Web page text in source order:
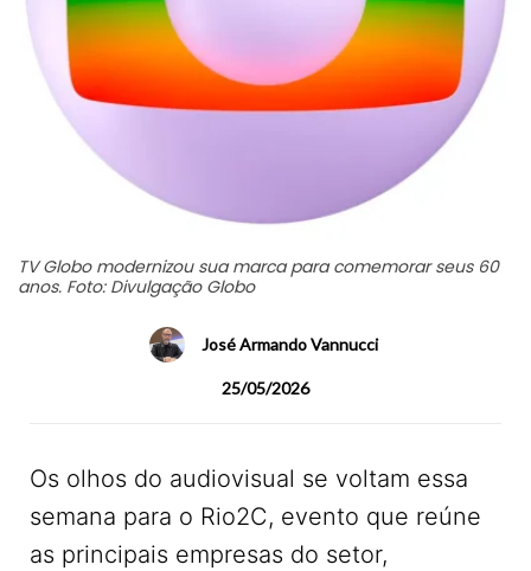
TV Globo modernizou sua marca para comemorar seus 60
anos. Foto: Divulgação Globo
José Armando Vannucci
25/05/2026
Os olhos do audiovisual se voltam essa
semana para o Rio2C, evento que reúne
as principais empresas do setor,